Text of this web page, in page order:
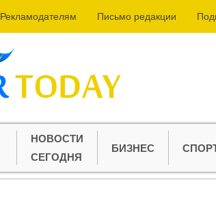
Рекламодателям Письмо редакции
НОВОСТИ
СЕГОДНЯ
БИЗНЕС